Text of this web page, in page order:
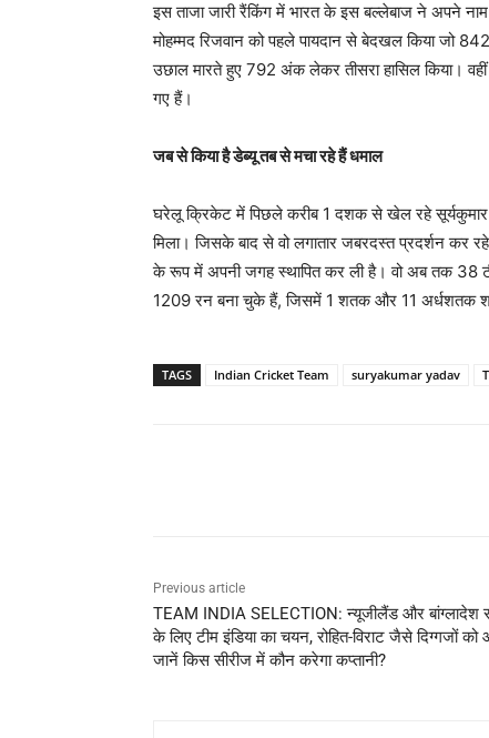
इस ताजा जारी रैंकिंग में भारत के इस बल्लेबाज ने अपने
मोहम्मद रिजवान को पहले पायदान से बेदखल किया जो
उछाल मारते हुए 792 अंक लेकर तीसरा हासिल किया।
गए हैं।
जब से किया है डेब्यू तब से मचा रहे हैं धमाल
घरेलू क्रिकेट में पिछले करीब 1 दशक से खेल रहे सूर्यकुमार
मिला। जिसके बाद से वो लगातार जबरदस्त प्रदर्शन
के रूप में अपनी जगह स्थापित कर ली है। वो अब तक
1209 रन बना चुके हैं, जिसमें 1 शतक और 11 अर्धशतक
TAGS Indian Cricket Team suryakumar yadav
Previous article
TEAM INDIA SELECTION: न्यूजीलैंड और बांग्लादेश
के लिए टीम इंडिया का चयन, रोहित-विराट जैसे दिग्गजों को
जानें किस सीरीज में कौन करेगा कप्तानी?